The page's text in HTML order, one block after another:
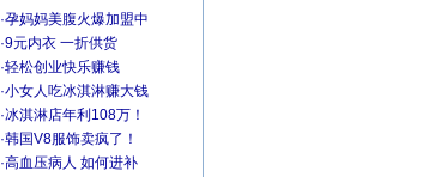
·孕妈妈美腹火爆加盟中
·9元内衣 一折供货
·轻松创业快乐赚钱
·小女人吃冰淇淋赚大钱
·冰淇淋店年利108万！
·韩国V8服饰卖疯了！
·高血压病人 如何进补